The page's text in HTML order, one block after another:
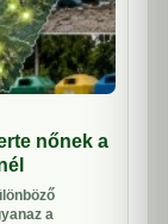
nőnek a
a